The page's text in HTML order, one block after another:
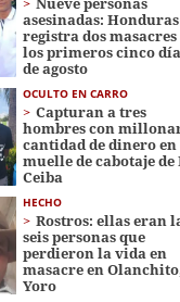
asesinadas: Honduras
registra dos masacres
los primeros cinco
de agosto
OCULTO EN CARRO
Capturan a tres
hombres con
cantidad de dinero en
muelle de cabotaje de
Ceiba
HECHO
Rostros: ellas eran
seis personas que
perdieron la vida en
masacre en
Yoro